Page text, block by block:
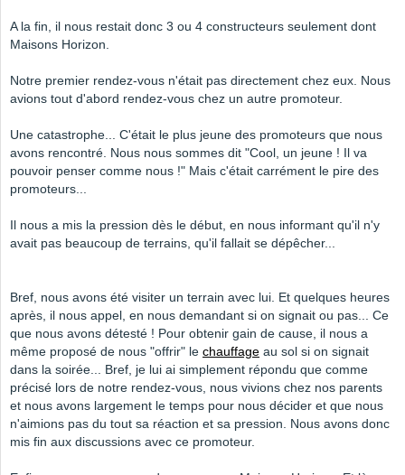
A la fin, il nous restait donc 3 ou 4 constructeurs seulement dont
Maisons Horizon.
Notre premier rendez-vous n'était pas directement chez eux. Nous
avions tout d'abord rendez-vous chez un autre promoteur.
Une catastrophe... C'était le plus jeune des promoteurs que nous
avons rencontré. Nous nous sommes dit "Cool, un jeune ! Il va
pouvoir penser comme nous !" Mais c'était carrément le pire des
promoteurs...
Il nous a mis la pression dès le début, en nous informant qu'il n'y
avait pas beaucoup de terrains, qu'il fallait se dépêcher...
Bref, nous avons été visiter un terrain avec lui. Et quelques heures
après, il nous appel, en nous demandant si on signait ou pas... Ce
que nous avons détesté ! Pour obtenir gain de cause, il nous a
même proposé de nous "offrir" le chauffage au sol si on signait
dans la soirée... Bref, je lui ai simplement répondu que comme
précisé lors de notre rendez-vous, nous vivions chez nos parents
et nous avons largement le temps pour nous décider et que nous
n'aimions pas du tout sa réaction et sa pression. Nous avons donc
mis fin aux discussions avec ce promoteur.